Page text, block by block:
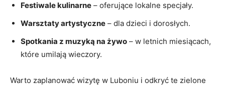
Festiwale kulinarne – ⁢oferujące lokalne specjały.
Warsztaty artystyczne – dla dzieci i dorosłych.
Spotkania z muzyką na⁤ żywo – w ​letnich miesiącach,
które umilają⁢ wieczory.
Warto zaplanować wizytę w Luboniu i odkryć te zielone